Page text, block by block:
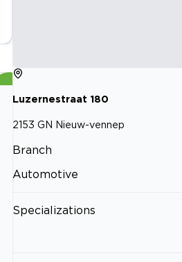
Luzernestraat 180
2153 GN Nieuw-vennep
Branch
Automotive
Specializations